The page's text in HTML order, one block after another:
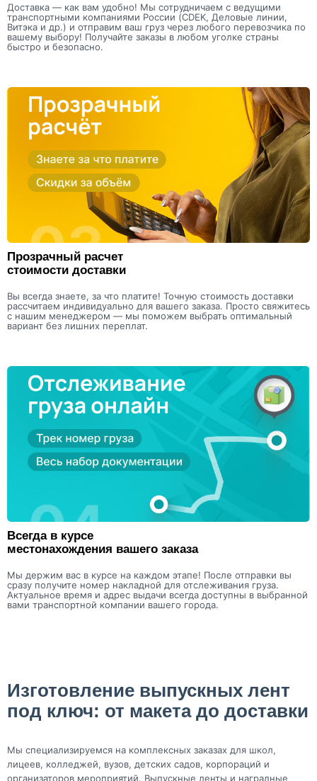
Доставка — как вам удобно! Мы сотрудничаем с ведущими
транспортными компаниями России (CDEK, Деловые линии,
Витэка и др.) и отправим ваш груз через любого перевозчика по
вашему выбору! Получайте заказы в любом уголке страны
быстро и безопасно.
Прозрачный расчет
стоимости доставки
Вы всегда знаете, за что платите! Точную стоимость доставки
рассчитаем индивидуально для вашего заказа. Просто свяжитесь
с нашим менеджером — мы поможем выбрать оптимальный
вариант без лишних переплат.
Всегда в курсе
местонахождения вашего заказа
Мы держим вас в курсе на каждом этапе! После отправки вы
сразу получите номер накладной для отслеживания груза.
Актуальное время и адрес выдачи всегда доступны в выбранной
вами транспортной компании вашего города.
Изготовление выпускных лент
под ключ: от макета до доставки
Мы специализируемся на комплексных заказах для школ,
лицеев, колледжей, вузов, детских садов, корпораций и
организаторов мероприятий. Выпускные ленты и наградные